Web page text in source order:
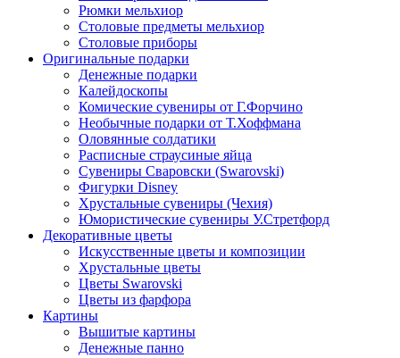
Рюмки мельхиор
Столовые предметы мельхиор
Столовые приборы
Оригинальные подарки
Денежные подарки
Калейдоскопы
Комические сувениры от Г.Форчино
Необычные подарки от Т.Хоффмана
Оловянные солдатики
Расписные страусиные яйца
Сувениры Сваровски (Swarovski)
Фигурки Disney
Хрустальные сувениры (Чехия)
Юмористические сувениры У.Стретфорд
Декоративные цветы
Искусственные цветы и композиции
Хрустальные цветы
Цветы Swarovski
Цветы из фарфора
Картины
Вышитые картины
Денежные панно